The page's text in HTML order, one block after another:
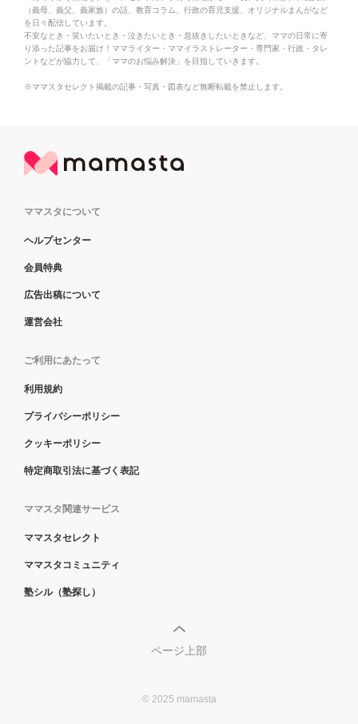
（義母、義父、義家族）の話、教育コラム、行政の育児支援、オリジナルまんがなど
を日々配信しています。
不安なとき・笑いたいとき・泣きたいとき・息抜きしたいときなど、ママの日常に寄
り添った記事をお届け！ママライター・ママイラストレーター・専門家・行政・タレ
ントなどが協力して、「ママのお悩み解決」を目指していきます。
※ママスタセレクト掲載の記事・写真・図表など無断転載を禁止します。
ママスタについて
ヘルプセンター
会員特典
広告出稿について
運営会社
ご利用にあたって
利用規約
プライバシーポリシー
クッキーポリシー
特定商取引法に基づく表記
ママスタ関連サービス
ママスタセレクト
ママスタコミュニティ
塾シル（塾探し）
ページ上部
© 2025 mamasta